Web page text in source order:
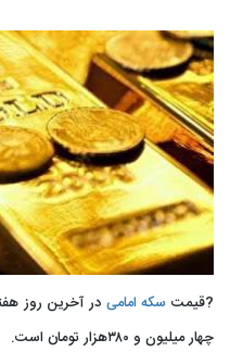
?قیمت سکه امامیدر آخرین روز هفته
چهار میلیون و ۳۸۰هزار تومان است.